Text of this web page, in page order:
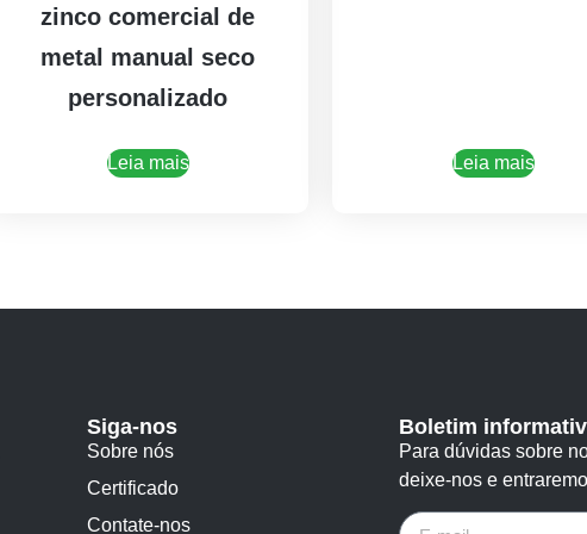
zinco comercial de
metal manual seco
personalizado
Leia mais Leia mais
Siga-nos
Sobre nós
Certificado
Contate-nos
Boletim
Para dúvidas sobre
deixe-nos e